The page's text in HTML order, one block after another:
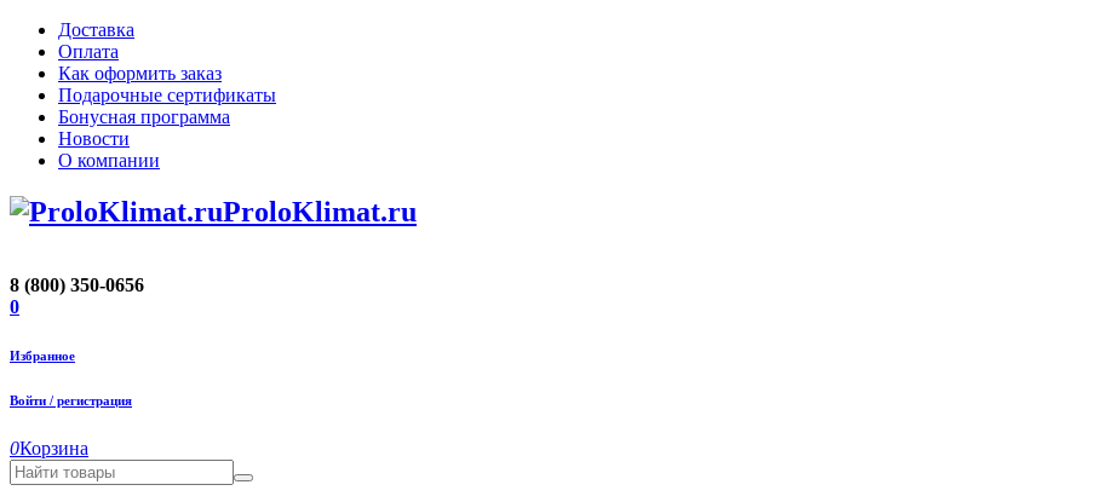
Доставка
Оплата
Как оформить заказ
Подарочные сертификаты
Бонусная программа
Новости
О компании
ProloKlimat.ru
8 (800) 350-0656
0
Избранное
Войти / регистрация
0Корзина